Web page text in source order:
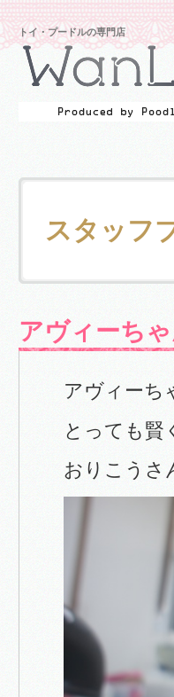
トイ・プードルの専門店
スタッフ
アヴィーち
アヴィーち
とっても賢
おりこうさ